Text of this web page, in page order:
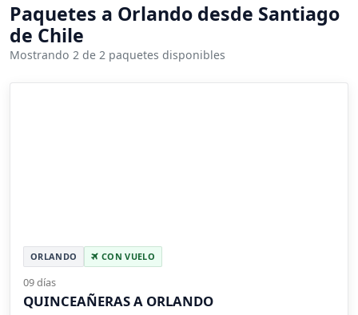
Paquetes a Orlando desde Santiago
de Chile
Mostrando 2 de 2 paquetes disponibles
ORLANDO CON VUELO
09 días
QUINCEAÑERAS A ORLANDO